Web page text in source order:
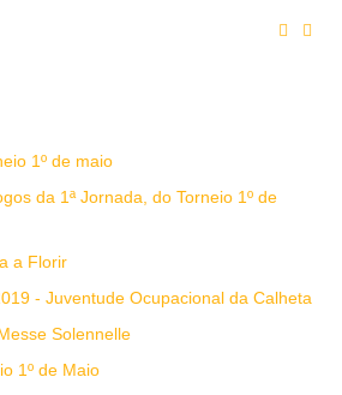
1º de maio
da 1ª Jornada, do Torneio 1º de
a Florir
- Juventude Ocupacional da Calheta
Solennelle
1º de Maio